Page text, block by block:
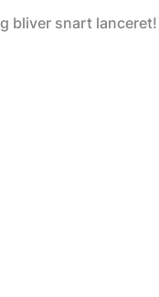
bliver snart lanceret!